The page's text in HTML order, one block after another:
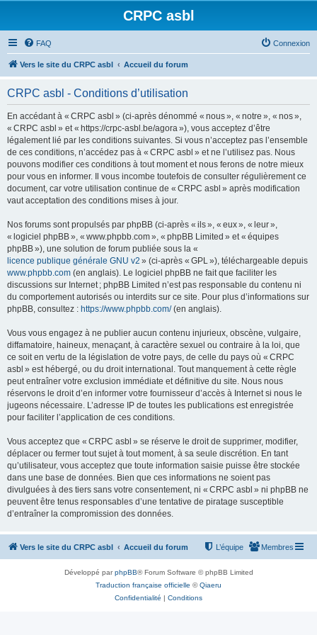
CRPC asbl
FAQ Connexion
Vers le site du CRPC asbl Accueil du forum
CRPC asbl - Conditions d’utilisation
En accédant à « CRPC asbl » (ci-après dénommé « nous », « notre », « nos »,
« CRPC asbl » et « https://crpc-asbl.be/agora »), vous acceptez d’être
légalement lié par les conditions suivantes. Si vous n’acceptez pas l’ensemble
de ces conditions, n’accédez pas à « CRPC asbl » et ne l’utilisez pas. Nous
pouvons modifier ces conditions à tout moment et nous ferons de notre mieux
pour vous en informer. Il vous incombe toutefois de consulter régulièrement ce
document, car votre utilisation continue de « CRPC asbl » après modification
vaut acceptation des conditions mises à jour.
Nos forums sont propulsés par phpBB (ci-après « ils », « eux », « leur »,
« logiciel phpBB », « www.phpbb.com », « phpBB Limited » et « équipes
phpBB »), une solution de forum publiée sous la «
licence publique générale GNU v2 » (ci-après « GPL »), téléchargeable depuis
www.phpbb.com (en anglais). Le logiciel phpBB ne fait que faciliter les
discussions sur Internet ; phpBB Limited n’est pas responsable du contenu ni
du comportement autorisés ou interdits sur ce site. Pour plus d’informations sur
phpBB, consultez : https://www.phpbb.com/(en anglais).
Vous vous engagez à ne publier aucun contenu injurieux, obscène, vulgaire,
diffamatoire, haineux, menaçant, à caractère sexuel ou contraire à la loi, que
ce soit en vertu de la législation de votre pays, de celle du pays où « CRPC
asbl » est hébergé, ou du droit international. Tout manquement à cette règle
peut entraîner votre exclusion immédiate et définitive du site. Nous nous
réservons le droit d’en informer votre fournisseur d’accès à Internet si nous le
jugeons nécessaire. L’adresse IP de toutes les publications est enregistrée
pour faciliter l’application de ces conditions.
Vous acceptez que « CRPC asbl » se réserve le droit de supprimer, modifier,
déplacer ou fermer tout sujet à tout moment, à sa seule discrétion. En tant
qu’utilisateur, vous acceptez que toute information saisie puisse être stockée
dans une base de données. Bien que ces informations ne soient pas
divulguées à des tiers sans votre consentement, ni « CRPC asbl » ni phpBB ne
peuvent être tenus responsables d’une tentative de piratage susceptible
d’entraîner la compromission des données.
Vers le site du CRPC asbl Accueil du forum Membres
L’équipe
Développé parphpBB® Forum Software © phpBB Limited
Traduction française officielle ©Qiaeru
Confidentialité | Conditions